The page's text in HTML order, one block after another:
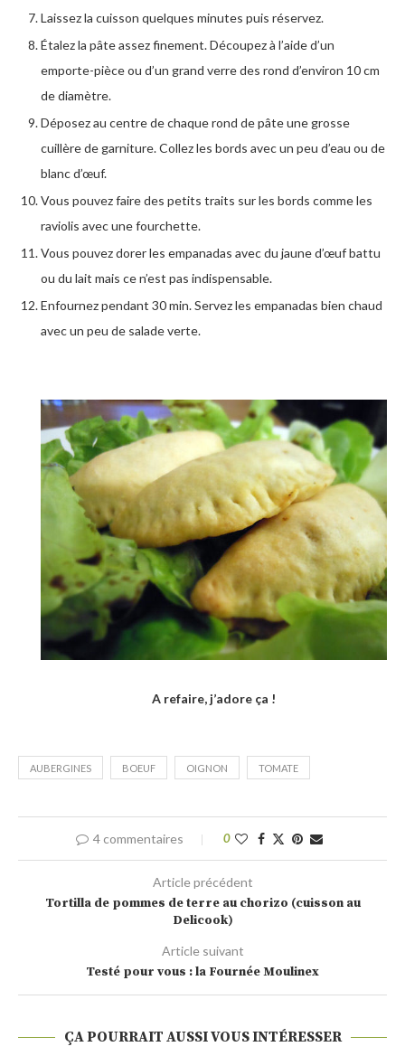
Laissez la cuisson quelques minutes puis réservez.
Étalez la pâte assez finement. Découpez à l’aide d’un
emporte-pièce ou d’un grand verre des rond d’environ 10 cm
de diamètre.
Déposez au centre de chaque rond de pâte une grosse
cuillère de garniture. Collez les bords avec un peu d’eau ou de
blanc d’œuf.
Vous pouvez faire des petits traits sur les bords comme les
raviolis avec une fourchette.
Vous pouvez dorer les empanadas avec du jaune d’œuf battu
ou du lait mais ce n’est pas indispensable.
Enfournez pendant 30 min. Servez les empanadas bien chaud
avec un peu de salade verte.
A refaire, j’adore ça !
AUBERGINES BOEUF OIGNON TOMATE
4 commentaires 0
Article précédent
Tortilla de pommes de terre au chorizo (cuisson au
Delicook)
Article suivant
Testé pour vous : la Fournée Moulinex
ÇA POURRAIT AUSSI VOUS INTÉRESSER